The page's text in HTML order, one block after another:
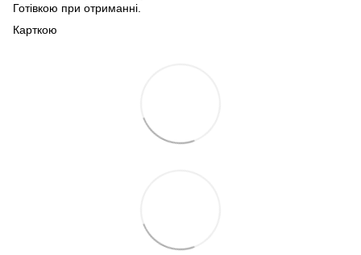
Готівкою при отриманні.
Карткою